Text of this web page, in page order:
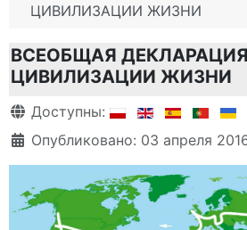
ЦИВИЛИЗАЦИИ ЖИЗНИ
ВСЕОБЩАЯ
ЦИВИЛИЗАЦИИ ЖИЗНИ
Информация о материале
Доступны:
Опубликовано: 03 апреля